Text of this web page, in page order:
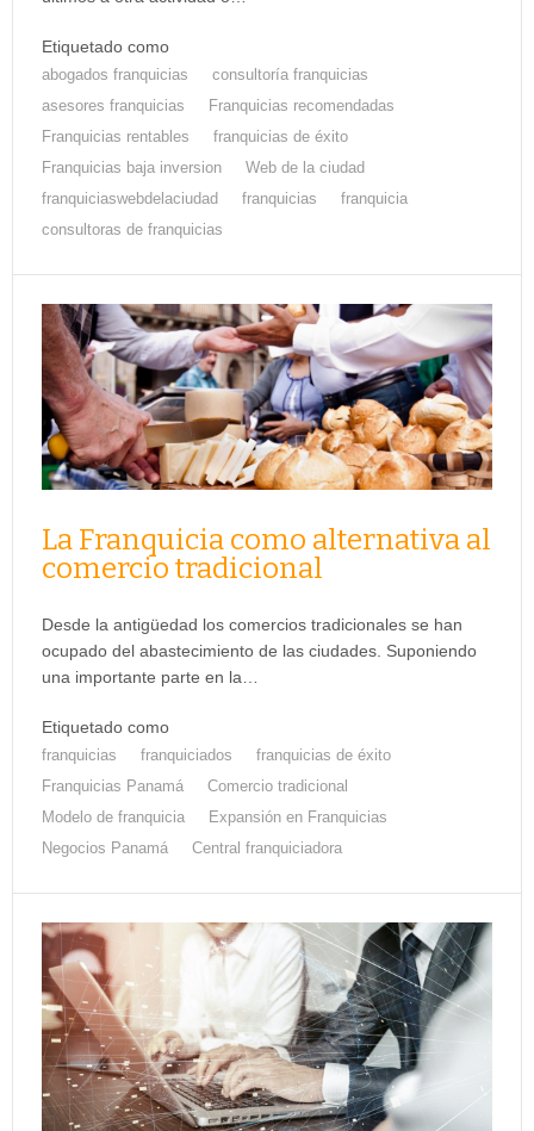
Etiquetado como
abogados franquicias
consultoría franquicias
asesores franquicias
Franquicias recomendadas
Franquicias rentables
franquicias de éxito
Franquicias baja inversion
Web de la ciudad
franquiciaswebdelaciudad
franquicias
franquicia
consultoras de franquicias
La Franquicia como alternativa al
comercio tradicional
Desde la antigüedad los comercios tradicionales se han
ocupado del abastecimiento de las ciudades. Suponiendo
una importante parte en la…
Etiquetado como
franquicias franquiciados
franquicias de éxito
Franquicias Panamá
Comercio tradicional
Modelo de franquicia
Expansión en Franquicias
Negocios Panamá
Central franquiciadora